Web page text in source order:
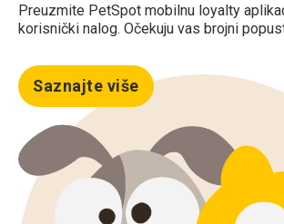
Preuzmite PetSpot mobilnu loyalty
korisnički nalog. Očekuju vas brojni
Saznajte više